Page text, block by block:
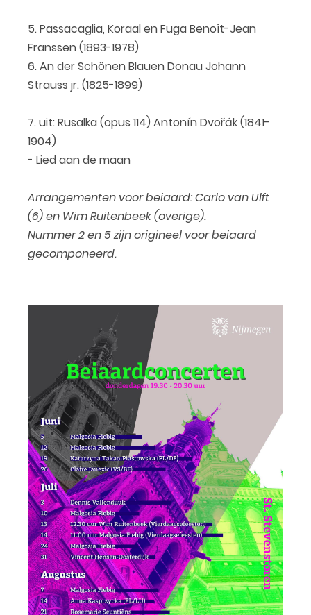
5. Passacaglia, Koraal en Fuga Benoît-Jean
Franssen (1893-1978)
6. An der Schönen Blauen Donau Johann
Strauss jr. (1825-1899)
7. uit: Rusalka (opus 114) Antonín Dvořák (1841-
1904)
- Lied aan de maan
Arrangementen voor beiaard: Carlo van Ulft
(6) en Wim Ruitenbeek (overige).
Nummer 2 en 5 zijn origineel voor beiaard
gecomponeerd.